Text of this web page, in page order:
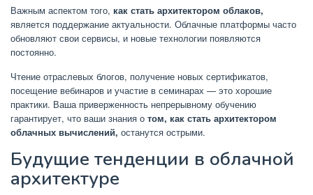
Важным аспектом того, как стать архитектором облаков,
является поддержание актуальности. Облачные платформы часто
обновляют свои сервисы, и новые технологии появляются
постоянно.
Чтение отраслевых блогов, получение новых сертификатов,
посещение вебинаров и участие в семинарах — это хорошие
практики. Ваша приверженность непрерывному обучению
гарантирует, что ваши знания о том, как стать архитектором
облачных вычислений, останутся острыми.
Будущие тенденции в облачной
архитектуре